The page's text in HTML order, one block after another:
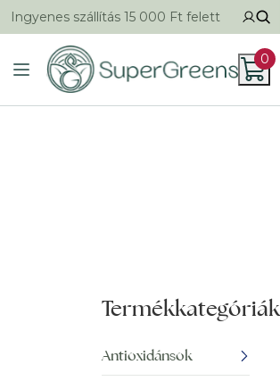
Ingyenes szállítás 15 000 Ft felett
0
Termékkategóriák
Antioxidánsok